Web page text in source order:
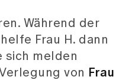
Während der
Frau H. dann
sich melden
von Frau